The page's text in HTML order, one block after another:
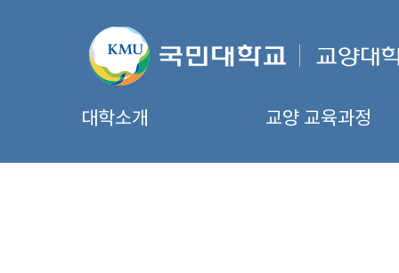
대학소개 교양 교육과정